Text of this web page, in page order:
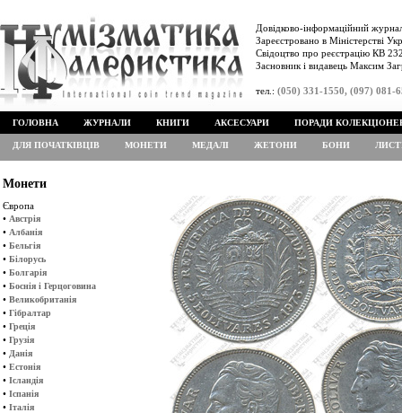
Довідково-інформаційний
Зареєстровано в Міністерстві
Свідоцтво про реєстрацію КВ
Засновник і видавець Максим
тел.: (050) 331-1550, (097) 081-
ГОЛОВНА ЖУРНАЛИ КНИГИ АКСЕСУАРИ ПОРАДИ
ДЛЯ ПОЧАТКІВЦІВ МОНЕТИ МЕДАЛІ ЖЕТОНИ БОНИ
Монети
Європа
• Австрія
• Албанія
• Бельгія
• Білорусь
• Болгарія
• Боснія і Герцоговина
• Великобританія
• Гібралтар
• Греція
• Грузія
• Данія
• Естонія
• Ісландія
• Іспанія
• Італія